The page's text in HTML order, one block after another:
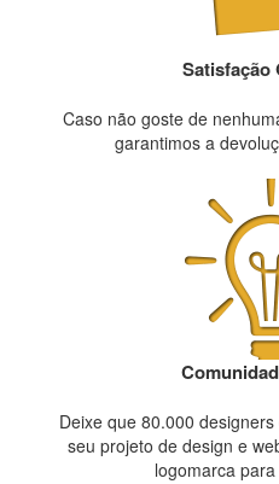
Satisfação
Caso não goste de
garantimos a
Deixe que 80.000
seu projeto de design e
logomarca